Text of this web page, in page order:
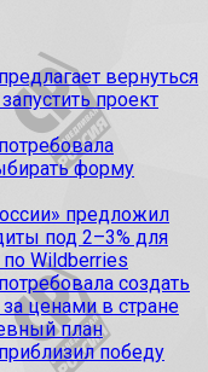
вернуться
проект
форму
предложил
под 2–3% для
Wildberries
создать
ценами в стране
план
победу